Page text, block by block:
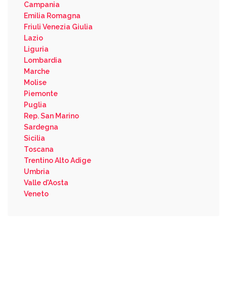
Campania
Emilia Romagna
Friuli Venezia Giulia
Lazio
Liguria
Lombardia
Marche
Molise
Piemonte
Puglia
Rep. San Marino
Sardegna
Sicilia
Toscana
Trentino Alto Adige
Umbria
Valle d'Aosta
Veneto